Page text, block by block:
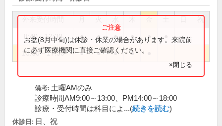
祝
8:40～12:30 ● ● ● ● ●
13:50～17:30 ● ● ● ●
お盆(8月中旬)は休診・休業の場合があります。来院前
に必ず医療機関に直接ご確認ください。
×閉じる
備考: 土曜AMのみ
診療時間AM9:00～13:00、PM14:00～18:00
診療・受付時間は科目によ...(続きを読む)
休診日: 日、祝